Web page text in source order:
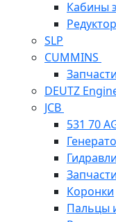
Кабины
SLP
CUMMINS
DEUTZ
JCB
531 70
Коронки
Пальцы